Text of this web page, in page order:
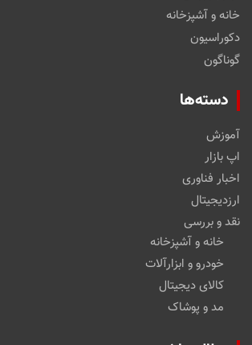
خانه و آشپزخانه
دکوراسیون
گوناگون
دسته‌ها
آموزش
اپ بازار
اخبار فناوری
ارزدیجیتال
نقد و بررسی
خانه و آشپزخانه
خودرو و ابزارآلات
کالای دیجیتال
مد و پوشاک